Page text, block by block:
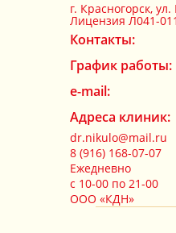
г. Красногорск,
Лицензия Л041-
Контакты:
График работы:
e-mail:
Адреса клиник:
dr.nikulo@mail.ru
8 (916) 168-07-07
Ежедневно
с 10-00 по 21-00
ООО «КДН»